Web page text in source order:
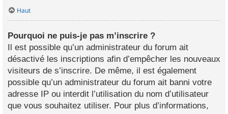
Haut
Pourquoi ne puis-je pas m’inscrire ?
Il est possible qu’un administrateur du forum ait
désactivé les inscriptions afin d’empêcher les nouveaux
visiteurs de s’inscrire. De même, il est également
possible qu’un administrateur du forum ait banni votre
adresse IP ou interdit l’utilisation du nom d’utilisateur
que vous souhaitez utiliser. Pour plus d’informations,